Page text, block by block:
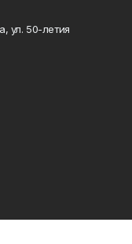
ул. 50-летия